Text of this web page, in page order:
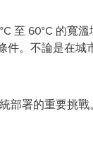
至 60°C 的寬
件。不論是在
部署的重要挑